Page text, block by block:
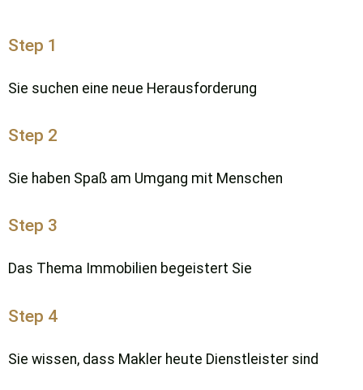
Step 1
Sie suchen eine neue Herausforderung
Step 2
Sie haben Spaß am Umgang mit Menschen
Step 3
Das Thema Immobilien begeistert Sie
Step 4
Sie wissen, dass Makler heute Dienstleister sind